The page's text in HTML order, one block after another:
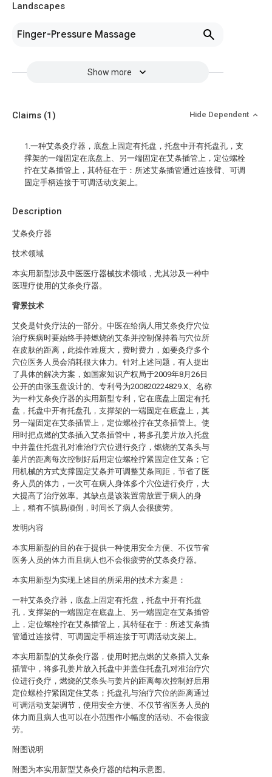
Landscapes
Finger-Pressure Massage
Show more
Description
艾条灸疗器
技术领域
本实用新型涉及中医医疗器械技术领域，尤其涉及一种中
医理疗使用的艾条灸疗器。
背景技术
艾灸是针灸疗法的一部分。中医在给病人用艾条灸疗穴位
治疗疾病时要始终手持燃烧的艾条并控制保持着与穴位所
在皮肤的距离，此操作难度大，费时费力，如要灸疗多个
穴位医务人员会消耗很大体力。针对上述问题，有人提出
了具体的解决方案，如国家知识产权局于2009年8月26日
公开的由张玉盘设计的、专利号为200820224829.X、名称
为一种艾条灸疗器的实用新型专利，它在底盘上固定有托
盘，托盘中开有托盘孔，支撑架的一端固定在底盘上，其
另一端固定在艾条插管上，定位螺栓拧在艾条插管上。使
用时把点燃的艾条插入艾条插管中，将多孔姜片放入托盘
中并盖住托盘孔对准治疗穴位进行灸疗，燃烧的艾条头与
姜片的距离每次控制好后用定位螺栓拧紧固定住艾条；它
用机械的方式支撑固定艾条并可调整艾条间距，节省了医
务人员的体力，一次可在病人身体多个穴位进行灸疗，大
大提高了治疗效率。其缺点是该装置需放置于病人的身
上，稍有不慎易倾倒，时间长了病人会很疲劳。
发明内容
本实用新型的目的在于提供一种使用安全方便、不仅节省
医务人员的体力而且病人也不会很疲劳的艾条灸疗器。
本实用新型为实现上述目的所采用的技术方案是：
一种艾条灸疗器，底盘上固定有托盘，托盘中开有托盘
孔，支撑架的一端固定在底盘上、另一端固定在艾条插管
上，定位螺栓拧在艾条插管上，其特征在于：所述艾条插
管通过连接臂、可调固定手柄连接于可调活动支架上。
本实用新型的艾条灸疗器，使用时把点燃的艾条插入艾条
插管中，将多孔姜片放入托盘中并盖住托盘孔对准治疗穴
位进行灸疗，燃烧的艾条头与姜片的距离每次控制好后用
定位螺栓拧紧固定住艾条；托盘孔与治疗穴位的距离通过
可调活动支架调节，使用安全方便、不仅节省医务人员的
体力而且病人也可以在小范围作小幅度的活动、不会很疲
劳。
附图说明
附图为本实用新型艾条灸疗器的结构示意图。
Claims (1) Hide Dependent
1.一种艾条灸疗器，底盘上固定有托盘，托盘中开有托盘孔，支
撑架的一端固定在底盘上、另一端固定在艾条插管上，定位螺栓
拧在艾条插管上，其特征在于：所述艾条插管通过连接臂、可调
固定手柄连接于可调活动支架上。